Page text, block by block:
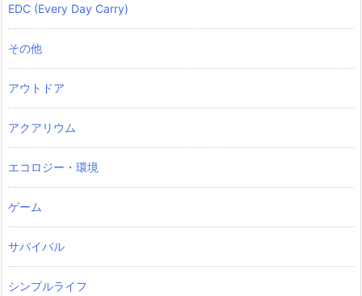
EDC (Every Day Carry)
その他
アウトドア
アクアリウム
エコロジー・環境
ゲーム
サバイバル
シンプルライフ